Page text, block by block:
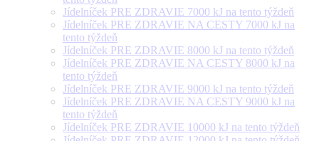
Jídelníček PRE ZDRAVIE 7000 kJ na tento týždeň
Jídelníček PRE ZDRAVIE NA CESTY 7000 kJ na
tento týždeň
Jídelníček PRE ZDRAVIE 8000 kJ na tento týždeň
Jídelníček PRE ZDRAVIE NA CESTY 8000 kJ na
tento týždeň
Jídelníček PRE ZDRAVIE 9000 kJ na tento týždeň
Jídelníček PRE ZDRAVIE NA CESTY 9000 kJ na
tento týždeň
Jídelníček PRE ZDRAVIE 10000 kJ na tento týždeň